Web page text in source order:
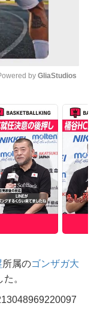
by GliaStudios
所属のゴンザガ大
。